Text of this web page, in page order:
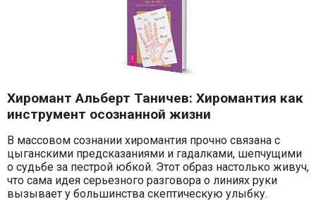
Хиромант Альберт Таничев: Хиромантия как
инструмент осознанной жизни
В массовом сознании хиромантия прочно связана с
цыганскими предсказаниями и гадалками, шепчущими
о судьбе за пестрой юбкой. Этот образ настолько живуч,
что сама идея серьезного разговора о линиях руки
вызывает у большинства скептическую улыбку.